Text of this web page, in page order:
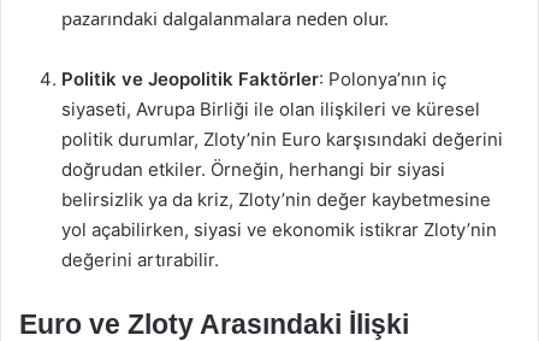
pazarındaki dalgalanmalara neden olur.
Politik ve Jeopolitik Faktörler: Polonya’nın iç
siyaseti, Avrupa Birliği ile olan ilişkileri ve küresel
politik durumlar, Zloty’nin Euro karşısındaki değerini
doğrudan etkiler. Örneğin, herhangi bir siyasi
belirsizlik ya da kriz, Zloty’nin değer kaybetmesine
yol açabilirken, siyasi ve ekonomik istikrar Zloty’nin
değerini artırabilir.
Euro ve Zloty Arasındaki İlişki